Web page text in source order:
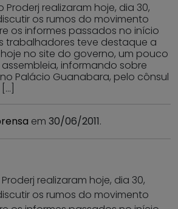
realizaram hoje, dia 30,
os rumos do movimento
os informes passados no início
trabalhadores teve destaque a
no site do governo, um pouco
informando sobre
Palácio Guanabara, pelo cônsul
em 30/06/2011.
realizaram hoje, dia 30,
os rumos do movimento